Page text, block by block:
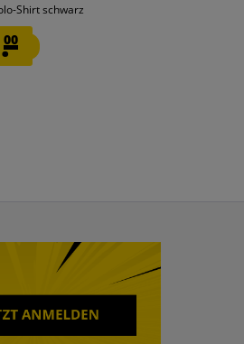
Shirt schwarz
00